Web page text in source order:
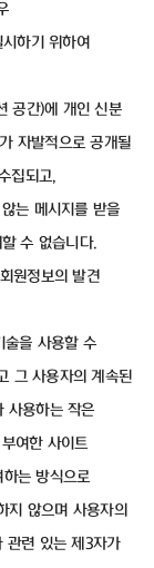
하기 위하여
공간)에 개인 신분
자발적으로 공개될
집되고,
는 메시지를 받을
수 없습니다.
원정보의 발견
을 사용할 수
그 사용자의 계속된
사용하는 작은
여한 사이트
는 방식으로
지 않으며 사용자의
관련 있는 제3자가